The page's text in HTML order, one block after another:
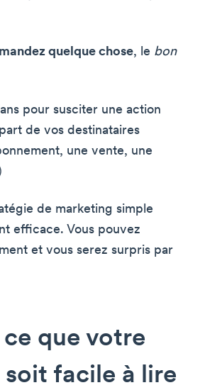
quelque chose, le bon
pour susciter une action
de vos destinataires
une vente, une
de marketing simple
efficace. Vous pouvez
et vous serez surpris par
ce que votre
facile à lire